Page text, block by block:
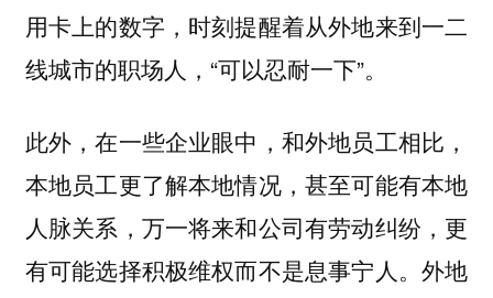
用卡上的数字，时刻提醒着从外地来到一二
线城市的职场人，“可以忍耐一下”。
此外，在一些企业眼中，和外地员工相比，
本地员工更了解本地情况，甚至可能有本地
人脉关系，万一将来和公司有劳动纠纷，更
有可能选择积极维权而不是息事宁人。外地